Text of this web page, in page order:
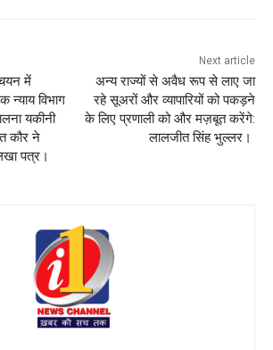
में
न्याय विभाग
यकीनी
कौर ने
पत्र।
Next article
अन्य राज्यों से अवैध रूप से लाए जा
रहे सूअरों और व्यापारियों को पकड़ने
के लिए प्रणाली को और मज़बूत करेंगे:
लालजीत सिंह भुल्लर।